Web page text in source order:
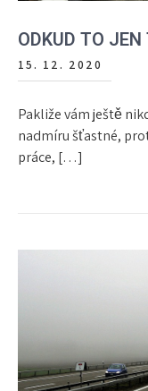
ODKUD TO JEN
15. 12. 2020
Pakliže vám ještě
nadmíru šťastné,
práce, […]